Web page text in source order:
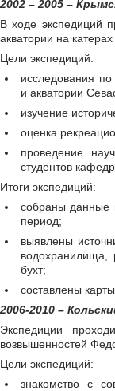
2002 – 2005 –
В ходе экспедиций
акватории на
Цели экспедиций:
исследования по
и акватории
изучение
оценка
проведение
студентов
Итоги экспедиций:
собраны данные
период;
выявлены
водохранилища,
бухт;
составлены
2006-2010 –
Экспедиции
возвышенностей
Цели экспедиций:
знакомство с